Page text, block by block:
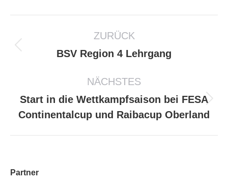
ZURÜCK
BSV Region 4 Lehrgang
NÄCHSTES
Start in die Wettkampfsaison bei FESA
Continentalcup und Raibacup Oberland
Partner